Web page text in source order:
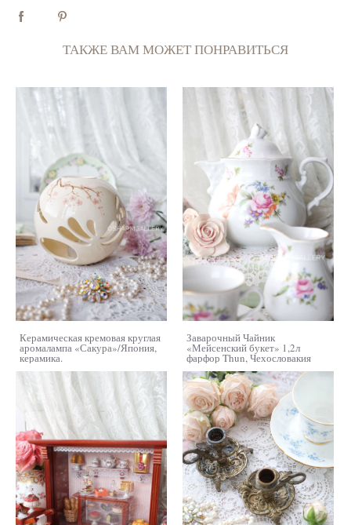
ТАКЖЕ ВАМ МОЖЕТ ПОНРАВИТЬСЯ
Керамическая кремовая круглая
аромалампа «Сакура»/Япония,
керамика.
Заварочный Чайник
«Мейсенский букет» 1,2л
фарфор Thun, Чехословакия